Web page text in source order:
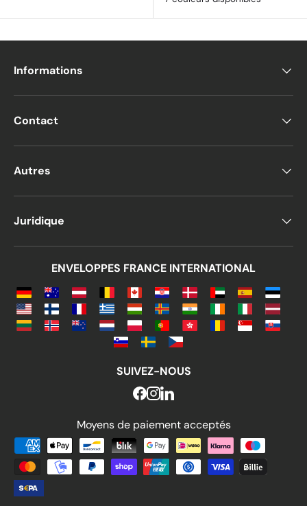
Informations
Contact
Autres
Juridique
ENVELOPPES FRANCE INTERNATIONAL
SUIVEZ-NOUS
Moyens de paiement acceptés
Moyens de paiement acceptés